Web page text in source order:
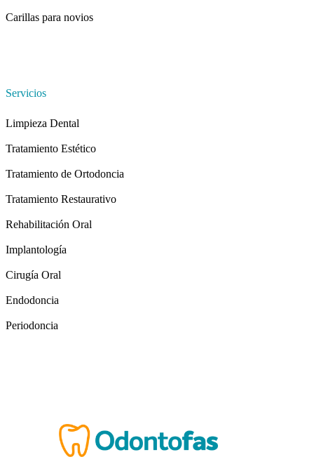
Carillas para novios
Servicios
Limpieza Dental
Tratamiento Estético
Tratamiento de Ortodoncia
Tratamiento Restaurativo
Rehabilitación Oral
Implantología
Cirugía Oral
Endodoncia
Periodoncia